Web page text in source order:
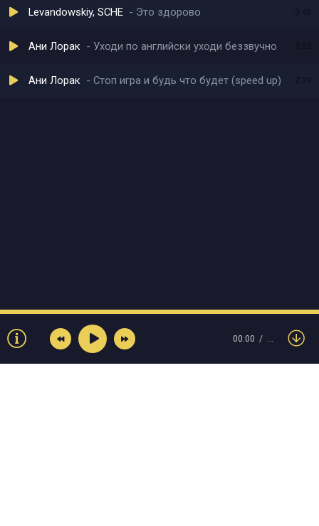
Levandowskiy, SCHE Это здорово 3:46
Ани Лорак Уходи по английски уходи беззвучно
Ани Лорак Стоп игра и будь что будет (speed up) 2:39
00:00 …